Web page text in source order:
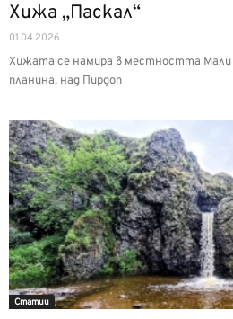
Хижа „Паскал“
01.04.2026
Хижата се намира в местността Мали
планина, над Пирдоп
Статии